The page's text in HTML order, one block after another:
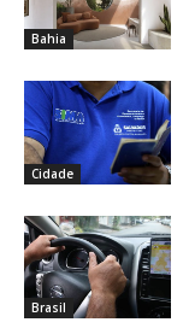
Bahia
Cidade
Brasil